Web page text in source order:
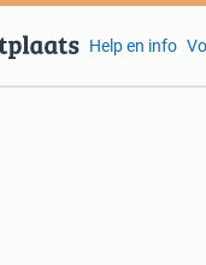
Help en info